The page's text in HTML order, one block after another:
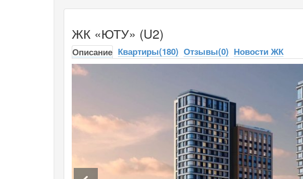
ЖК «ЮТУ» (U2)
Описание Квартиры(180) Отзывы(0) Новости ЖК